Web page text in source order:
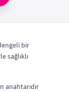
bir
sağlıklı
anahtarıdır